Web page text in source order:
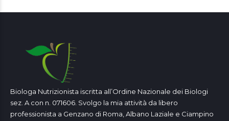
Biologa Nutrizionista iscritta all’Ordine Nazionale dei Biologi
sez. A con n. 071606. Svolgo la mia attività da libero
professionista a Genzano di Roma, Albano Laziale e Ciampino